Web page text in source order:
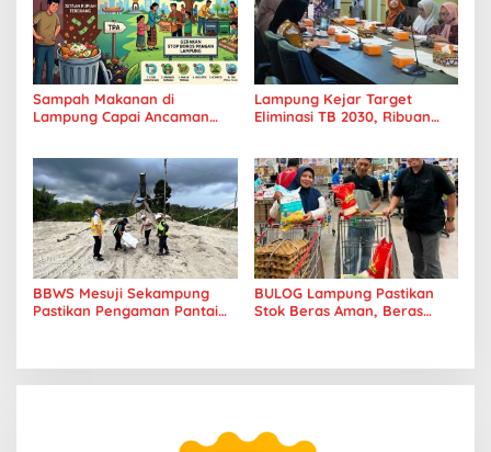
Sampah Makanan di
Lampung Capai Ancaman
Pangan
Lampung Kejar Target
Eliminasi TB 2030, Ribuan
BBWS Mesuji Sekampung
Pastikan Pengaman Pantai
BULOG Lampung Pastikan
Stok Beras Aman, Beras